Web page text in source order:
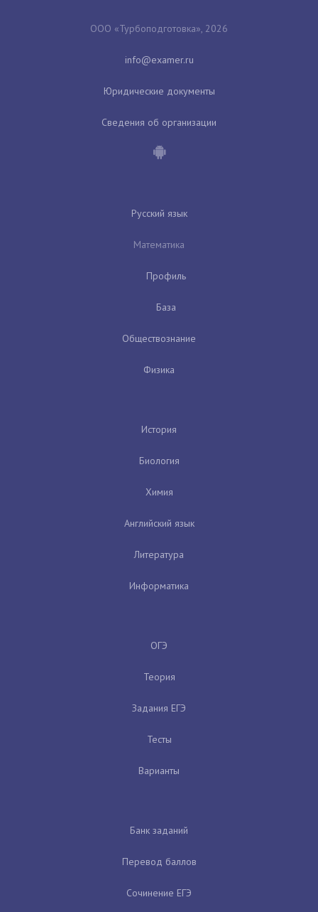
ООО «Турбоподготовка», 2026
Юридические документы
Сведения об организации
Русский язык
Математика
Профиль
База
Обществознание
Физика
История
Биология
Химия
Английский язык
Литература
Информатика
ОГЭ
Теория
Задания ЕГЭ
Тесты
Варианты
Банк заданий
Перевод баллов
Сочинение ЕГЭ